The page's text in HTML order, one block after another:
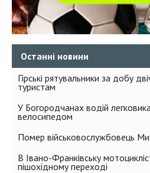
Останні новини
Гірські рятувальники за добу
туристам
У Богородчанах водій
велосипедом
Помер військовослужбовець
В Івано-Франківську
пішохідному переході